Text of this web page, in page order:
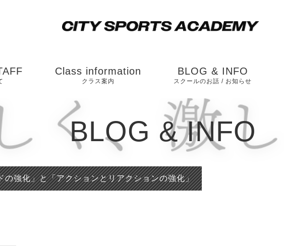
Class information
クラス案内
松戸校（ソルテニス
カレッジ横）
市川校（和洋学園
運動能力向上のスク
BLOG & INFO
スクールのお話 / お知らせ
お知らせ
スクールのお話
BLOG & INFO
の強化」と「アクションとリアクションの強化」